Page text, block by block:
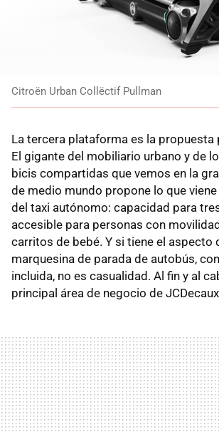
Citroën Urban Collëctif Pullman
La tercera plataforma es la propuesta
El gigante del mobiliario urbano y de
bicis compartidas que vemos en la
de medio mundo propone lo que
del taxi autónomo: capacidad para
accesible para personas con
carritos de bebé. Y si tiene el aspecto
marquesina de parada de autobús,
incluida, no es casualidad. Al fin y al
principal área de negocio de